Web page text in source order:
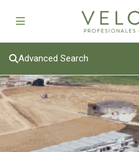
Advanced Search